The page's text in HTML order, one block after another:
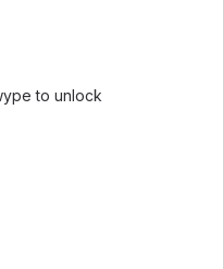
to unlock